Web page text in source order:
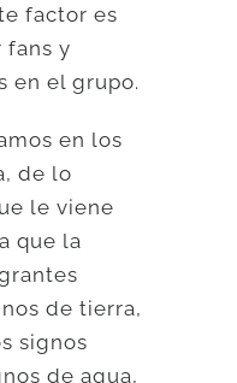
factor es
fans y
en el grupo.
en los
de lo
le viene
que la
de tierra,
signos
de agua,